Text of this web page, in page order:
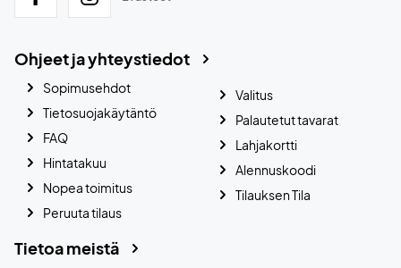
Ohjeet ja yhteystiedot
Sopimusehdot
Tietosuojakäytäntö
FAQ
Hintatakuu
Nopea toimitus
Peruuta tilaus
Valitus
Palautetut tavarat
Lahjakortti
Alennuskoodi
Tilauksen Tila
Tietoa meistä